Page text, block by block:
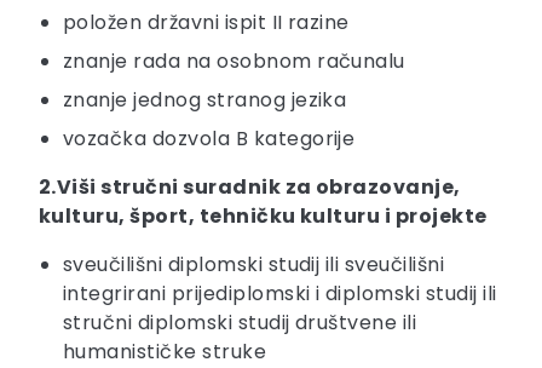
položen državni ispit II razine
znanje rada na osobnom računalu
znanje jednog stranog jezika
vozačka dozvola B kategorije
2.Viši stručni suradnik za obrazovanje,
kulturu, šport, tehničku kulturu i projekte
sveučilišni diplomski studij ili sveučilišni
integrirani prijediplomski i diplomski studij ili
stručni diplomski studij društvene ili
humanističke struke